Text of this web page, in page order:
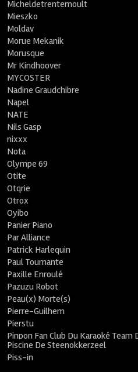
Micheldetrentemoult
Mieszko
Moldav
Morue Mekanik
Morusque
Mr Kindhoover
MYCOSTER
Nadine Graudchibre
Napel
NATE
Nils Gasp
nixxx
Nota
Olympe 69
Otite
Otqrie
Otrox
Oyibo
Panier Piano
Par Alliance
Patrick Harlequin
Paul Tournante
Paxille Enroulé
Pazuzu Robot
Peau(x) Morte(s)
Pierre-Guilhem
Pierstu
Pinpon Fan Club Du Karaoké Team
Piscine De Steenokkerzeel
Piss-in